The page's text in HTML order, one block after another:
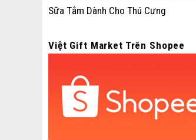
Sữa Tắm Dành Cho Thú Cưng
Việt Gift Market Trên Shopee